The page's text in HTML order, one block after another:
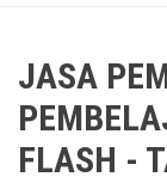
JASA
FLASH -